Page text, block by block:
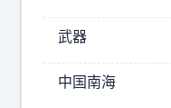
地
铁
这
武器
中国南海